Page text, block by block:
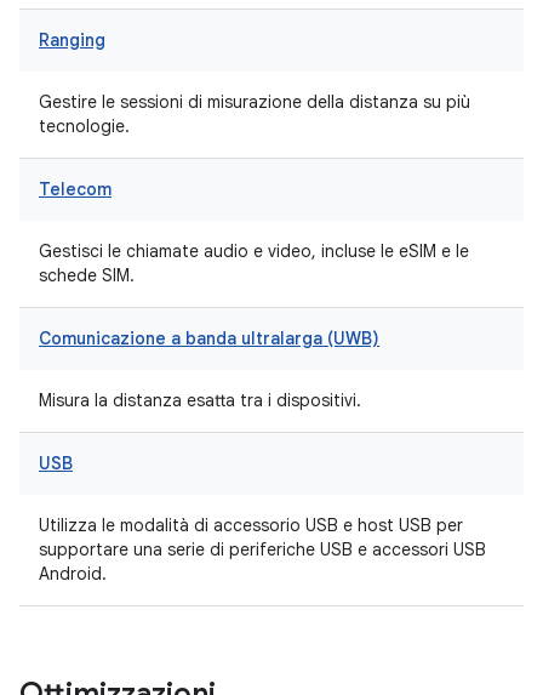
Ranging
Gestire le sessioni di misurazione della distanza su più
tecnologie.
Telecom
Gestisci le chiamate audio e video, incluse le eSIM e le
schede SIM.
Comunicazione a banda ultralarga (UWB)
Misura la distanza esatta tra i dispositivi.
USB
Utilizza le modalità di accessorio USB e host USB per
supportare una serie di periferiche USB e accessori USB
Android.